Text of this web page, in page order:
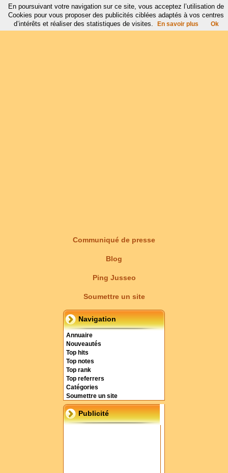
Communiqué de presse
Blog
Ping Jusseo
Soumettre un site
Navigation
Annuaire
Nouveautés
Top hits
Top notes
Top rank
Top referrers
Catégories
Soumettre un site
Publicité
En poursuivant votre navigation sur ce site, vous acceptez l’utilisation de
Cookies pour vous proposer des publicités ciblées adaptés à vos centres
d’intérêts et réaliser des statistiques de visites.
En savoir plus Ok